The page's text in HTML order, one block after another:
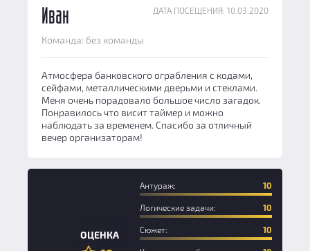
ДАТА ПОСЕЩЕНИЯ: 10.03.2020
Иван
Команда: без команды
Атмосфера банковского ограбления с кодами,
сейфами, металлическими дверьми и стеклами.
Меня очень порадовало большое число загадок.
Понравилось что висит таймер и можно
наблюдать за временем. Спасибо за отличный
вечер организаторам!
ОЦЕНКА
Антураж: 10
Логические задачи: 10
Сюжет: 10